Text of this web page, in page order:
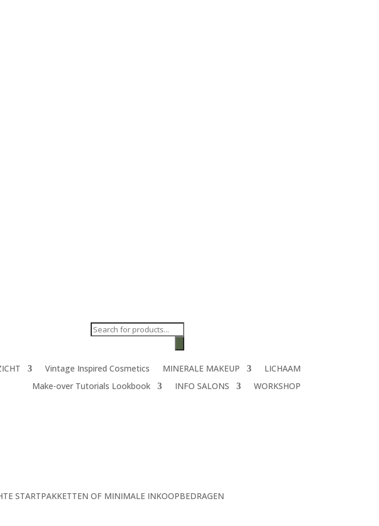
Producten
Vintage Inspired Cosmetics MINERALE MAKEUP
LICHAAM
Make-over Tutorials Lookbook
INFO SALONS WORKSHOP
STARTPAKKETTEN OF MINIMALE INKOOPBEDRAGEN